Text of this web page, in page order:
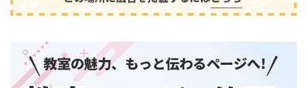
中国・四国
岡山県
広島県
音楽 (2413)